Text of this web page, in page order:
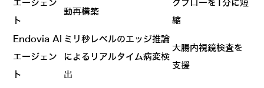
エージェン
ト
動再構築
クフローを1分に短
縮
Endovia AI
エージェン
ト
ミリ秒レベルのエッジ推論
によるリアルタイム病変検
出
大腸内視鏡検査を
支援